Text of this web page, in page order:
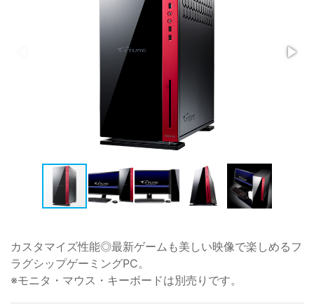
カスタマイズ性能◎最新ゲームも美しい映像で楽しめるフ
ラグシップゲーミングPC。
※モニタ・マウス・キーボードは別売りです。